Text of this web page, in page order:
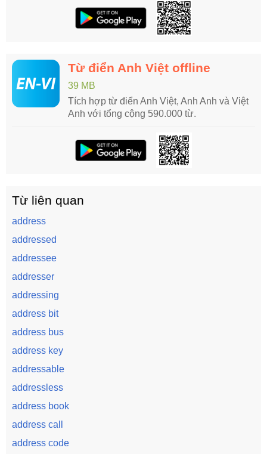
Từ điển Anh Việt offline
39 MB
Tích hợp từ điển Anh Việt, Anh Anh và Việt
Anh với tổng cộng 590.000 từ.
Từ liên quan
address
addressed
addressee
addresser
addressing
address bit
address bus
address key
addressable
addressless
address book
address call
address code